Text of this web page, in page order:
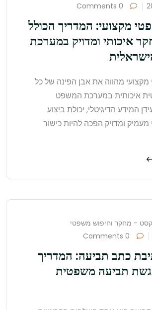
מקצועי: המדריך הכולל
איכותי ומדויק במערכת
מהווה את אבן הפינה של כל
איכותית במערכת המשפט
המידע הדיגיטלי, יכולת ביצוע
ומדויק הפכה להיות כישור
כתב תביעה: המדריך
תביעה משפטית